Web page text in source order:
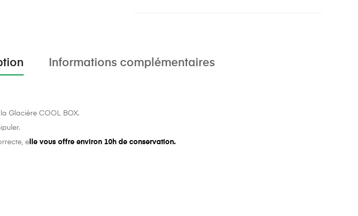
Informations complémentaires
Glacière COOL BOX.
e lle vous offre environ 10h de conservation.